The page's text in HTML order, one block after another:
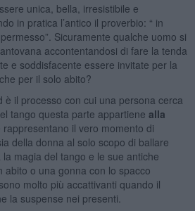
unica, bella, irresistibile e
in pratica l’antico il proverbio: “ in
Sicuramente qualche uomo si
accontentandosi di fare la tenda
e soddisfacente essere invitate per la
per il solo abito?
è il processo con cui una persona cerca
tango questa parte appartiene alla
rappresentano il vero momento di
della donna al solo scopo di ballare
magia del tango e le sue antiche
abito o una gonna con lo spacco
molto più accattivanti quando il
la suspense nei presenti.